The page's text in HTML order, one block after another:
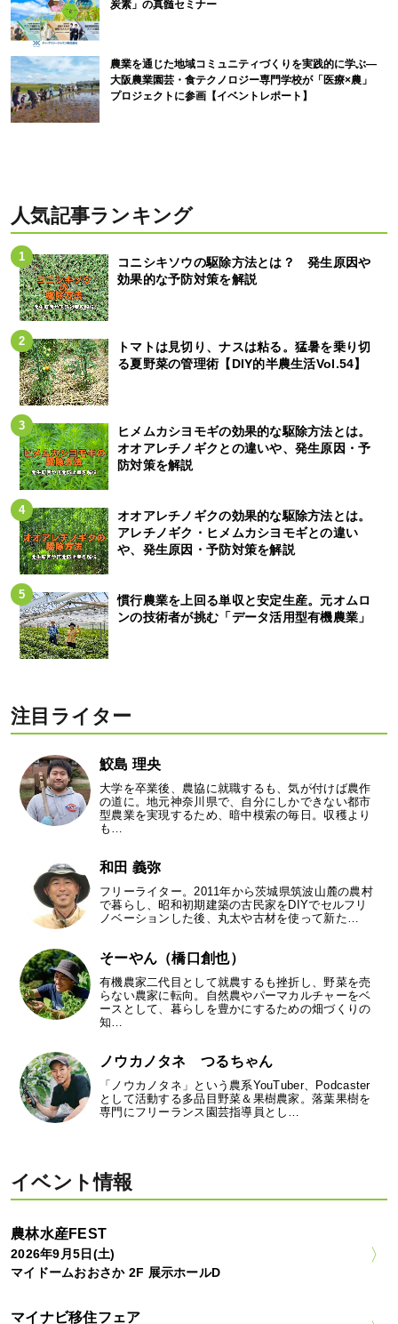
炭素」の真髄セミナー
農業を通じた地域コミュニティづくりを実践的に学ぶ―
大阪農業園芸・食テクノロジー専門学校が「医療×農」
プロジェクトに参画【イベントレポート】
人気記事ランキング
コニシキソウの駆除方法とは？ 発生原因や
効果的な予防対策を解説
トマトは見切り、ナスは粘る。猛暑を乗り切
る夏野菜の管理術【DIY的半農生活Vol.54】
ヒメムカシヨモギの効果的な駆除方法とは。
オオアレチノギクとの違いや、発生原因・予
防対策を解説
オオアレチノギクの効果的な駆除方法とは。
アレチノギク・ヒメムカシヨモギとの違い
や、発生原因・予防対策を解説
慣行農業を上回る単収と安定生産。元オムロ
ンの技術者が挑む「データ活用型有機農業」
注目ライター
鮫島 理央
大学を卒業後、農協に就職するも、気が付けば農作
の道に。地元神奈川県で、自分にしかできない都市
型農業を実現するため、暗中模索の毎日。収穫より
も…
和田 義弥
フリーライター。2011年から茨城県筑波山麓の農村
で暮らし、昭和初期建築の古民家をDIYでセルフリ
ノベーションした後、丸太や古材を使って新た…
そーやん（橋口創也）
有機農家二代目として就農するも挫折し、野菜を売
らない農家に転向。自然農やパーマカルチャーをベ
ースとして、暮らしを豊かにするための畑づくりの
知…
ノウカノタネ つるちゃん
「ノウカノタネ」という農系YouTuber、Podcaster
として活動する多品目野菜＆果樹農家。落葉果樹を
専門にフリーランス園芸指導員とし…
イベント情報
農林水産FEST
2026年9月5日(土)
マイドームおおさか 2F 展示ホールD
マイナビ移住フェア